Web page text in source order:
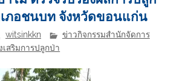
ภอชนบท จังหวัดขอนแก่น
witsinkkn
ข่าวกิจกรรมสำนักจัดการ
เสริมการปลูกป่า